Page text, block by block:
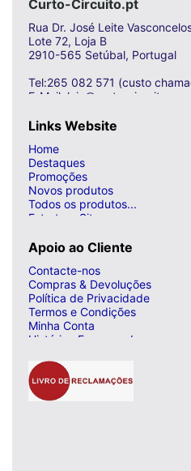
Curto-Circuito.pt
Rua Dr. José Leite
Lote 72, Loja B
2910-565 Setúbal, Portugal
Tel:265 082 571 (custo
E-Mail: loja@curto-circuito.com
Links Website
Home
Destaques
Promoções
Novos produtos
Todos os produtos...
Estrutura Site
Apoio ao Cliente
Contacte-nos
Compras & Devoluções
Política de Privacidade
Termos e Condições
Minha Conta
Histórico Encomendas